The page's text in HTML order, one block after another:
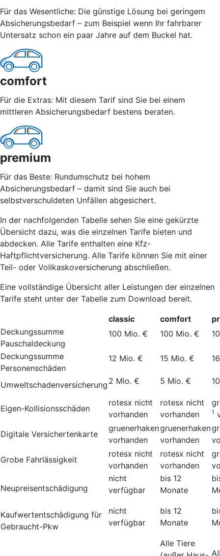
Für das Wesentliche: Die günstige Lösung bei geringem
Absicherungsbedarf – zum Beispiel wenn Ihr fahrbarer
Untersatz schon ein paar Jahre auf dem Buckel hat.
comfort
Für die Extras: Mit diesem Tarif sind Sie bei einem
mittleren Absicherungsbedarf bestens beraten.
premium
Für das Beste: Rundumschutz bei hohem
Absicherungsbedarf – damit sind Sie auch bei
selbstverschuldeten Unfällen abgesichert.
In der nachfolgenden Tabelle sehen Sie eine gekürzte
Übersicht dazu, was die einzelnen Tarife bieten und
abdecken. Alle Tarife enthalten eine Kfz-
Haftpflichtversicherung. Alle Tarife können Sie mit einer
Teil- oder Vollkaskoversicherung abschließen.
Eine vollständige Übersicht aller Leistungen der einzelnen
Tarife steht unter der Tabelle zum Download bereit.
classic comfort
Deckungssumme
Pauschaldeckung
100 Mio. € 100 Mio. €
Deckungssumme
Personenschäden
12 Mio. € 15 Mio. €
Umweltschadenversicherung 2 Mio. € 5 Mio. €
Eigen-Kollisionsschäden
rotesx nicht
vorhanden
rotesx nicht
vorhanden
1
Digitale Versichertenkarte
gruenerhaken
vorhanden
gruenerhaken
vorhanden
Grobe Fahrlässigkeit
rotesx nicht
vorhanden
rotesx nicht
vorhanden
Neupreisentschädigung
nicht
verfügbar
bis 12
Monate
Kauf­wert­entschädi­gung für
Gebraucht-Pkw
nicht
verfügbar
bis 12
Monate
Alle Tiere